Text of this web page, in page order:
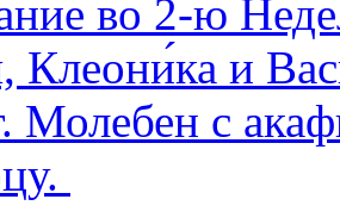
Преждеосвященных
даровво 2-ю
Клеони́ка и
Молебен с